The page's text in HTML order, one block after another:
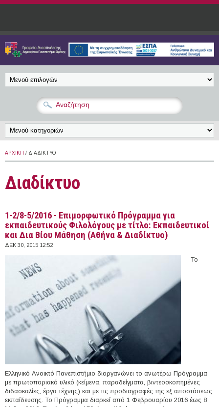
Παράκαμψη προς το κυρίως περιεχόμενο
ΑΡΧΙΚΉ / ΔΙΑΔΊΚΤΥΟ
Διαδίκτυο
1-2/8-5/2016 - Επιμορφωτικό Πρόγραμμα για
εκπαιδευτικούς Φιλολόγους με τίτλο: Εκπαιδευτικοί
και Δια Βίου Μάθηση (Αθήνα & Διαδίκτυο)
ΔΕΚ 30, 2015 12:52
Το
Ελληνικό Ανοικτό Πανεπιστήμιο διοργανώνει το ανωτέρω Πρόγραμμα
με πρωτοποριακό υλικό (κείμενα, παραδείγματα, βιντεοσκοπημένες
διδασκαλίες, έργα τέχνης) και με τις προδιαγραφές της εξ αποστάσεως
εκπαίδευσης. Το Πρόγραμμα διαρκεί από 1 Φεβρουαρίου 2016 έως 8